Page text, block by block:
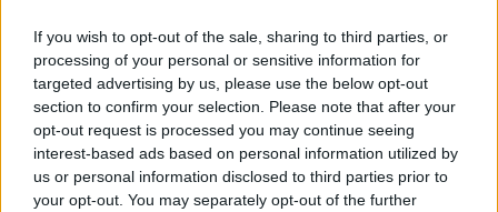
If you wish to opt-out of the sale, sharing to third parties, or
processing of your personal or sensitive information for
targeted advertising by us, please use the below opt-out
section to confirm your selection. Please note that after your
opt-out request is processed you may continue seeing
interest-based ads based on personal information utilized by
us or personal information disclosed to third parties prior to
your opt-out. You may separately opt-out of the further
Il Monastir riparte dai pilastri Masia, Pinna e
Aloia, il primo acquisto è Loru
7 Ago 2026
Gran colpo dell'Ossese, per la difesa c'è l'ex
Torres Riccardo Idda